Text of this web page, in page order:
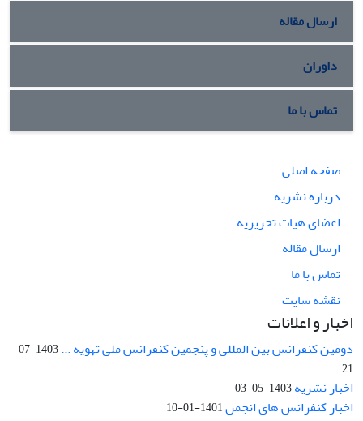
ارسال مقاله
داوران
تماس با ما
صفحه اصلی
درباره نشریه
اعضای هیات تحریریه
ارسال مقاله
تماس با ما
نقشه سایت
اخبار و اعلانات
دومین کنفرانس بین المللی و پنجمین کنفرانس ملی تهویه ...
1403-07-
21
اخبار نشریه1403-05-03
اخبار کنفرانس های انجمن1401-01-10